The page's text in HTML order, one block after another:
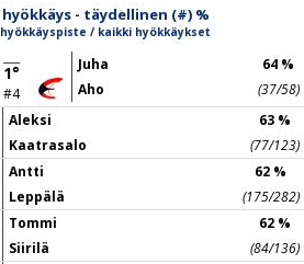
hyökkäys - täydellinen (#) %
hyökkäyspiste / kaikki hyökkäykset
1°
#4
Juha
Aho
64 %
(37/58)
Aleksi
Kaatrasalo
63 %
(77/123)
Antti
Leppälä
62 %
(175/282)
Tommi
Siirilä
62 %
(84/136)